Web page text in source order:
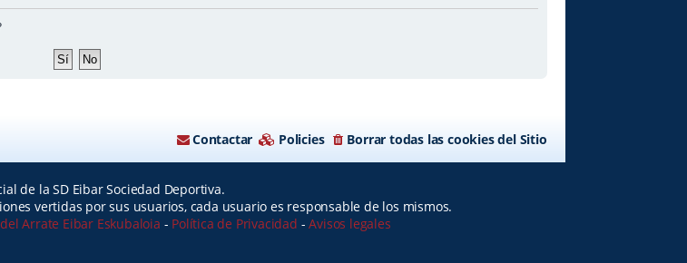
Borrar todas las cookies del Sitio
Policies
Contactar
de la SD Eibar Sociedad Deportiva.
vertidas por sus usuarios, cada usuario es responsable de los mismos.
Arrate Eibar Eskubaloia - Política de Privacidad -Avisos legales